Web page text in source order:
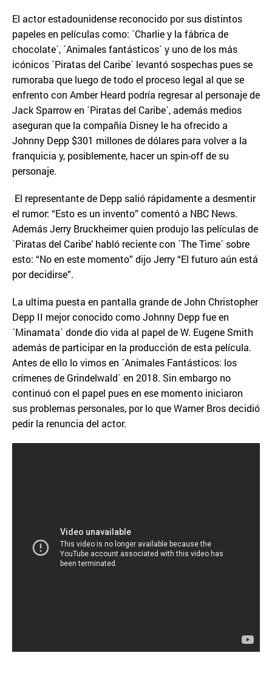
El actor estadounidense reconocido por sus distintos
papeles en películas como: ´Charlie y la fábrica de
chocolate´, ´Animales fantásticos´ y uno de los más
icónicos ´Piratas del Caribe´ levantó sospechas pues se
rumoraba que luego de todo el proceso legal al que se
enfrento con Amber Heard podría regresar al personaje de
Jack Sparrow en ´Piratas del Caribe´, además medios
aseguran que la compañía Disney le ha ofrecido a
Johnny Depp $301 millones de dólares para volver a la
franquicia y, posiblemente, hacer un spin-off de su
personaje.
El representante de Depp salió rápidamente a desmentir
el rumor: “Esto es un invento” comentó a NBC News.
Además Jerry Bruckheimer quien produjo las películas de
´Piratas del Caribe’ habló reciente con ´The Time´ sobre
esto: “No en este momento” dijo Jerry “El futuro aún está
por decidirse”.
La ultima puesta en pantalla grande de John Christopher
Depp II mejor conocido como Johnny Depp fue en
´Minamata´ donde dio vida al papel de W. Eugene Smith
además de participar en la producción de esta película.
Antes de ello lo vimos en ´Animales Fantásticos: los
crímenes de Grindelwald´ en 2018. Sin embargo no
continuó con el papel pues en ese momento iniciaron
sus problemas personales, por lo que Warner Bros decidió
pedir la renuncia del actor.